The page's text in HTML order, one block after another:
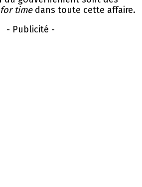
time dans toute cette affaire.
- Publicité -